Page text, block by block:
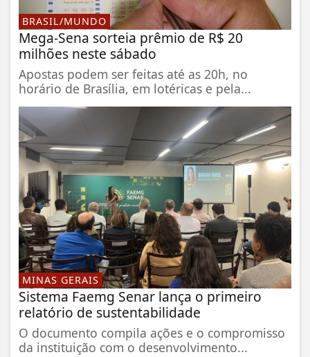
BRASIL/MUNDO
Mega-Sena sorteia prêmio de R$ 20
milhões neste sábado
Apostas podem ser feitas até as 20h, no
horário de Brasília, em lotéricas e pela...
MINAS GERAIS
Sistema Faemg Senar lança o primeiro
relatório de sustentabilidade
O documento compila ações e o compromisso
da instituição com o desenvolvimento...